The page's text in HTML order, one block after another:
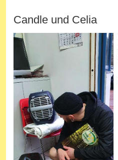
Candle und Celia